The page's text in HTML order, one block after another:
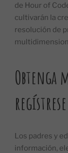
de Hour of
cultivarán la
resolución de
Obtenga
regístrese
Los padres y
información,